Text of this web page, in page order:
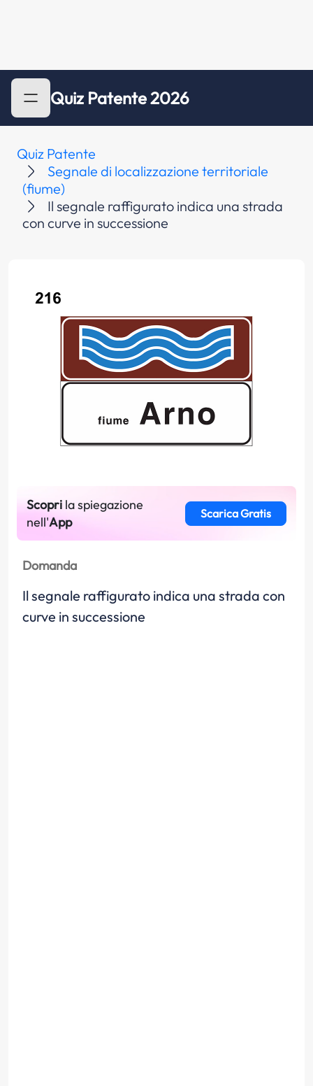
Quiz Patente 2026
Quiz Patente
Segnale di localizzazione territoriale
(fiume)
Il segnale raffigurato indica una strada
con curve in successione
Scopri la spiegazione
nell'App
Scarica Gratis
Domanda
Il segnale raffigurato indica una strada con
curve in successione